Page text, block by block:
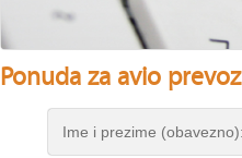
Ponuda za avio prevoz